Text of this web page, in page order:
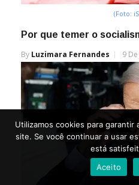
(Foto:
Por que temer o
By Luzimara Fernandes 9
Utilizamos cookies para garantir
site. Se você continuar a usar
está
Aceito